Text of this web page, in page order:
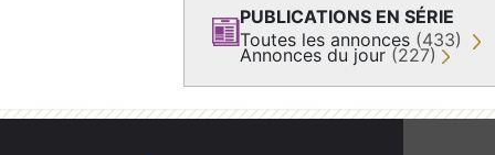
PUBLICATIONS EN SÉRIE
Toutes les annonces (433)
Annonces du jour (227)